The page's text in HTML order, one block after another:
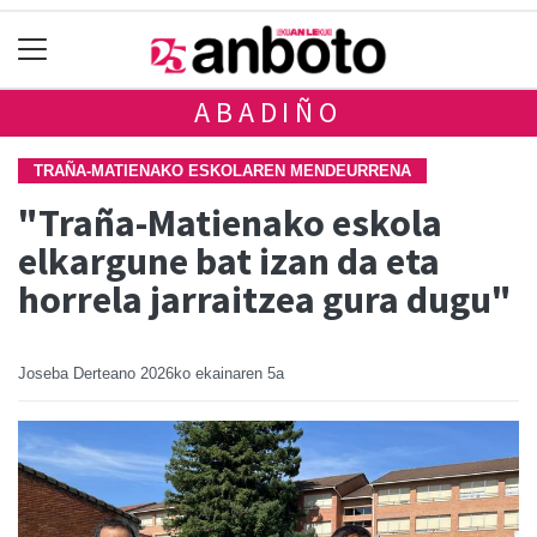
ABADIÑO
TRAÑA-MATIENAKO ESKOLAREN MENDEURRENA
"Traña-Matienako eskola
elkargune bat izan da eta
horrela jarraitzea gura dugu"
Joseba Derteano 2026ko ekainaren 5a